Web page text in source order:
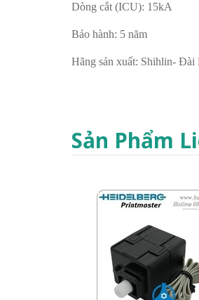
Dòng cắt (ICU): 15kA
Bảo hành: 5 năm
Hãng sản xuất: Shihlin- Đài
Sản Phẩm